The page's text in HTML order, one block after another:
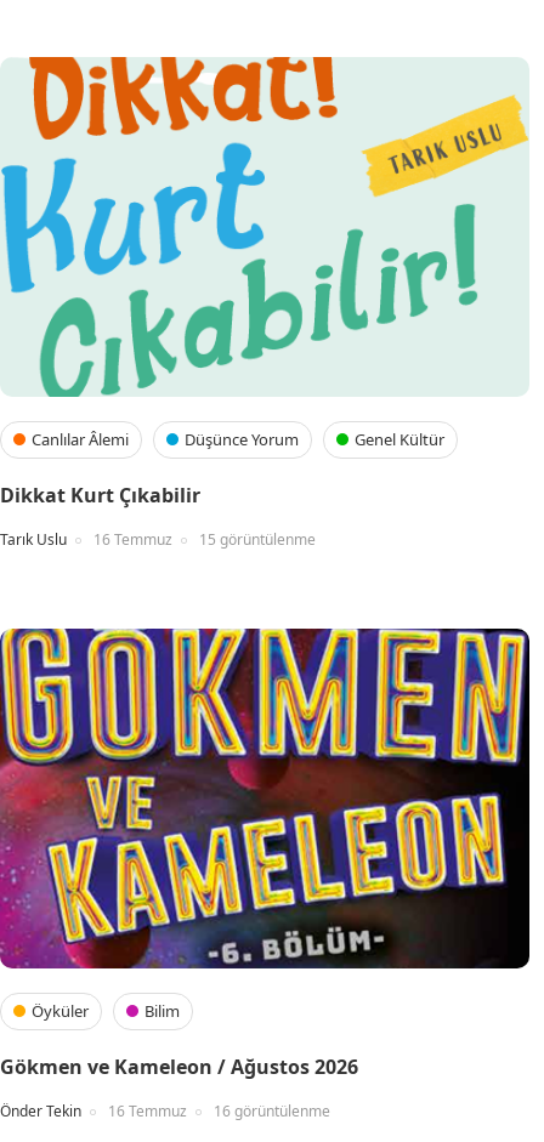
Canlılar Âlemi Düşünce Yorum Genel Kültür
Dikkat Kurt Çıkabilir
Tarık Uslu 16 Temmuz 15 görüntülenme
Öyküler Bilim
Gökmen ve Kameleon / Ağustos 2026
Önder Tekin 16 Temmuz 16 görüntülenme